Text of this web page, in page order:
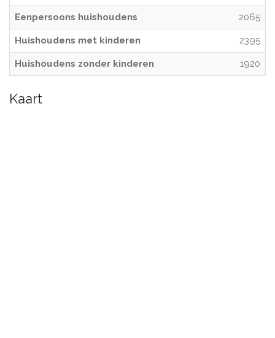
Eenpersoons huishoudens 2065
Huishoudens met kinderen 2395
Huishoudens zonder kinderen 1920
Kaart